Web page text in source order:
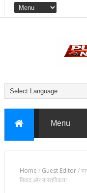
Home / Guest Editor/
विवाद और वास्तविकता